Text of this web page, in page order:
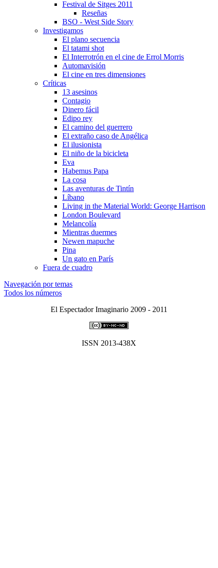
Festival de Sitges 2011
Reseñas
BSO - West Side Story
Investigamos
El plano secuencia
El tatami shot
El Interrotrón en el cine de Errol Morris
Automavisión
El cine en tres dimensiones
Crí­ticas
13 asesinos
Contagio
Dinero fácil
Edipo rey
El camino del guerrero
El extraño caso de Angélica
El ilusionista
El niño de la bicicleta
Eva
Habemus Papa
La cosa
Las aventuras de Tintí­n
Lí­bano
Living in the Material World: George Harrison
London Boulevard
Melancolí­a
Mientras duermes
Newen mapuche
Pina
Un gato en Parí­s
Fuera de cuadro
Navegación por temas
Todos los números
El Espectador Imaginario 2009 - 2011
ISSN 2013-438X